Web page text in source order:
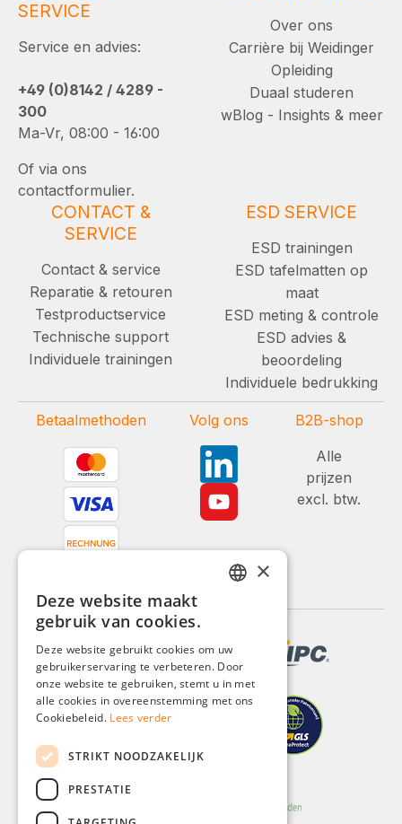
SERVICE
Service en advies:
+49 (0)8142 / 4289 -
300
Ma-Vr, 08:00 - 16:00
Of via ons
contactformulier.
Over ons
Carrière bij Weidinger
Opleiding
Duaal studeren
wBlog - Insights & meer
CONTACT &
SERVICE
Contact & service
Reparatie & retouren
Testproductservice
Technische support
Individuele trainingen
ESD SERVICE
ESD trainingen
ESD tafelmatten op
maat
ESD meting & controle
ESD advies &
beoordeling
Individuele bedrukking
Betaalmethoden Volg ons
B2B-shop
Alle
prijzen
excl. btw.
FRENCH
ITALIAN
×
Deze website maakt
gebruik van cookies.
Deze website gebruikt cookies om uw
gebruikerservaring te verbeteren. Door
onze website te gebruiken, stemt u in met
alle cookies in overeenstemming met ons
Cookiebeleid. Lees verder
STRIKT NOODZAKELIJK
PRESTATIE